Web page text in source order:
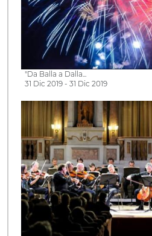
"Da Balla a Dalla...
31 Dic 2019 - 31 Dic 2019